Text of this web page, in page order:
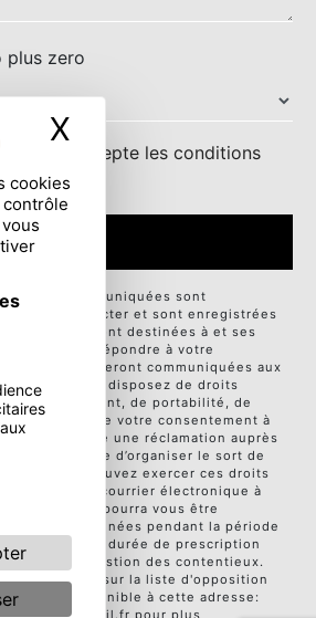
cookies
X Masquer le
plus zero
case, j'accepte les conditions
**
ENVOYER
communiquées sont
de vous contacter et sont enregistrées
Elles sont destinées à et ses
seul but de répondre à votre
collectées seront communiquées aux
. Vous disposez de droits
d’effacement, de portabilité, de
de retrait de votre consentement à
d’introduire une réclamation auprès
ainsi que d’organiser le sort de
Vous pouvez exercer ces droits
ou par courrier électronique à
d'identité pourra vous être
vos données pendant la période
pendant la durée de prescription
et de gestion des contentieux.
vous inscrire sur la liste d'opposition
disponible à cette adresse:
le site cnil.fr pour plus